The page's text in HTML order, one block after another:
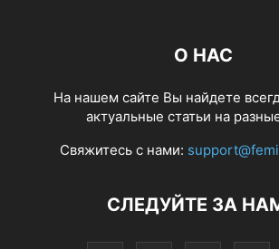
О НАС
На нашем сайте Вы найдете
актуальные статьи на
Свяжитесь с нами:
СЛЕДУЙТЕ ЗА